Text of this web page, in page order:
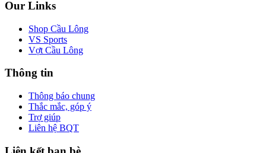
Our Links
Shop Cầu Lông
VS Sports
Vợt Cầu Lông
Thông tin
Thông báo chung
Thắc mắc, góp ý
Trợ giúp
Liên hệ BQT